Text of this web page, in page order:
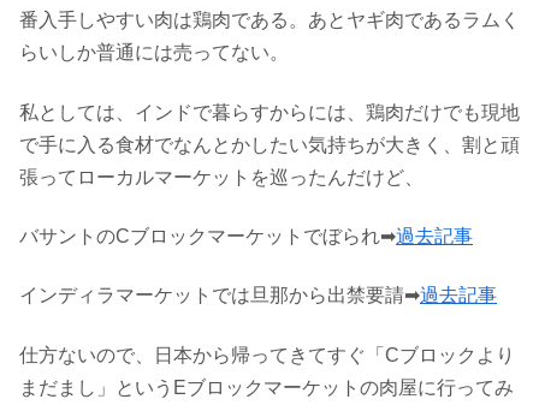
番入手しやすい肉は鶏肉である。あとヤギ肉であるラムく
らいしか普通には売ってない。
私としては、インドで暮らすからには、鶏肉だけでも現地
で手に入る食材でなんとかしたい気持ちが大きく、割と頑
張ってローカルマーケットを巡ったんだけど、
バサントのCブロックマーケットでぼられ➡過去記事
インディラマーケットでは旦那から出禁要請➡過去記事
仕方ないので、日本から帰ってきてすぐ「Cブロックより
まだまし」というEブロックマーケットの肉屋に行ってみ